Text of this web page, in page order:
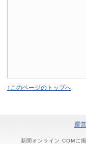
↑このページのトップへ
運
新聞オンライン.COMに